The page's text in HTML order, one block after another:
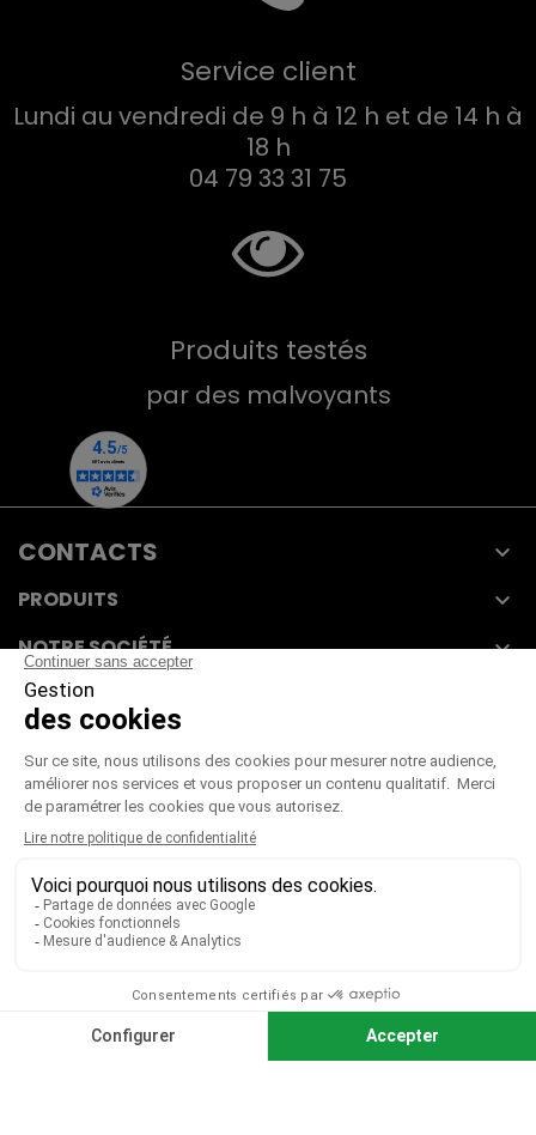
Service client
Lundi au vendredi de 9 h à 12 h et de 14 h à
18 h
04 79 33 31 75
Produits testés
par des malvoyants
CONTACTS 
PRODUITS 
NOTRE SOCIÉTÉ 
VOTRE COMPTE
CGV|CGU |Mentions légales
Paiement sécurisé
Télécharger notre catalogue
© 2026 TOUS DROITS RÉSERVÉS MIEUX VOIR